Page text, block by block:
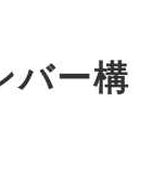
バー構